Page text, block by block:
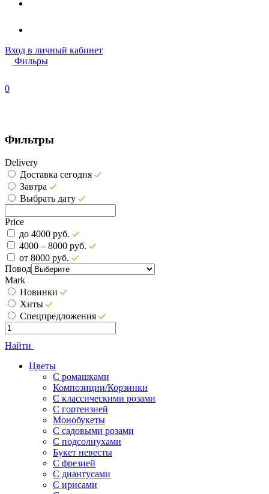
Вход в личный кабинет
Фильры
0
Фильтры
Delivery
Доставка сегодня
Завтра
Выбрать дату
Price
до 4000 руб.
4000 – 8000 руб.
от 8000 руб.
Повод
Mark
Новинки
Хиты
Спецпредложения
Найти
Цветы
С ромашками
Композиции/Корзинки
С классическими розами
С гортензией
Монобукеты
С садовыми розами
С подсолнухами
Букет невесты
С фрезией
С диантусами
С ирисами